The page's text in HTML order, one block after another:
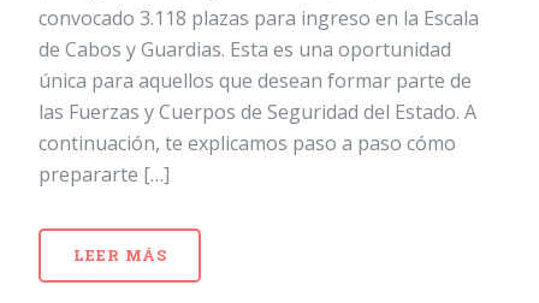
convocado 3.118 plazas para ingreso en la Escala
de Cabos y Guardias. Esta es una oportunidad
única para aquellos que desean formar parte de
las Fuerzas y Cuerpos de Seguridad del Estado. A
continuación, te explicamos paso a paso cómo
prepararte […]
LEER MÁS